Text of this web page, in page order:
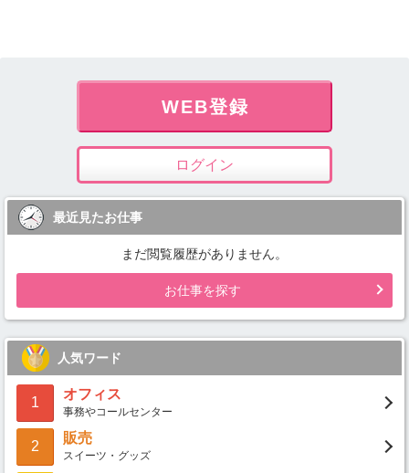
WEB登録
ログイン
最近見たお仕事
まだ閲覧履歴がありません。
お仕事を探す
人気ワード
1
オフィス
事務やコールセンター
2
販売
スイーツ・グッズ